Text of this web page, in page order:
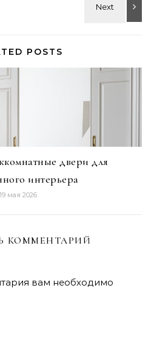
POSTS
двери для
интерьера
19 мая 2026
КОММЕНТАРИЙ
вам необходимо